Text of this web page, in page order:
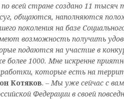
всей стране создано 11
общаются, наполняются
поколения на базе
возможность получить
е подаются на участие в
более 1000. Мне искренне
которые есть на
Котяков. – Мы уже сейчас с
Федерации в своей